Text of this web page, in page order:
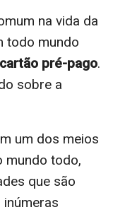
na vida da
todo mundo
pré-pago.
sobre a
um dos meios
mundo todo,
que são